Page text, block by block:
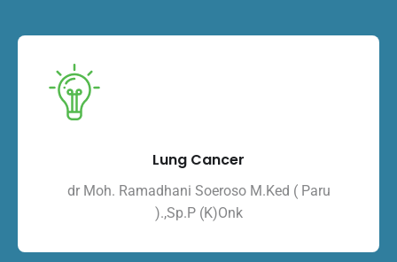
Lung Cancer
dr Moh. Ramadhani Soeroso M.Ked ( Paru
).,Sp.P (K)Onk